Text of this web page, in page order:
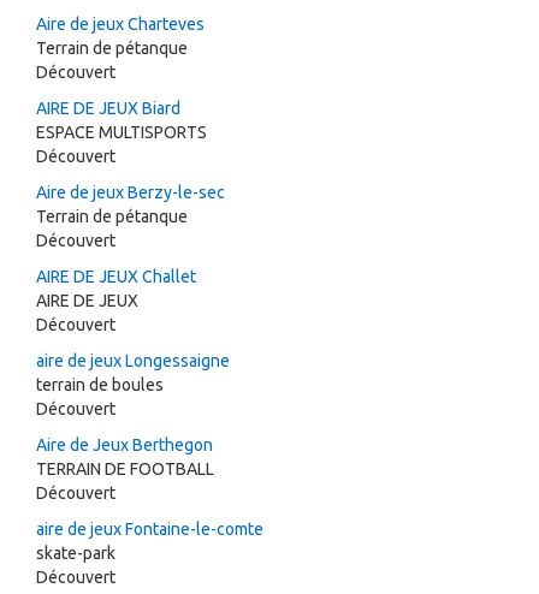
Aire de jeux Charteves
Terrain de pétanque
Découvert
AIRE DE JEUX Biard
ESPACE MULTISPORTS
Découvert
Aire de jeux Berzy-le-sec
Terrain de pétanque
Découvert
AIRE DE JEUX Challet
AIRE DE JEUX
Découvert
aire de jeux Longessaigne
terrain de boules
Découvert
Aire de Jeux Berthegon
TERRAIN DE FOOTBALL
Découvert
aire de jeux Fontaine-le-comte
skate-park
Découvert